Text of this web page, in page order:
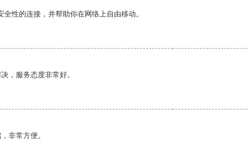
性的连接，并帮助你在网络上自由移动。
，服务态度非常好。
非常方便。